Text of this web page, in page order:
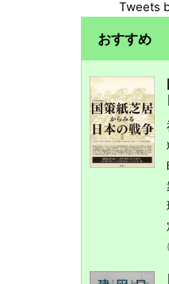
Tweets
おすすめ